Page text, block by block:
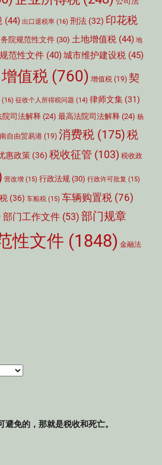
(44) 出口退税率 (16) 刑法 (32) 印花税
务院规范性文件 (30) 土地增值税 (44) 地
范性文件 (40)城市维护建设税 (45)
增值税 (760) 增值税 (19) 契
(16) 征收个人所得税问题 (14) 律师文集 (31)
院司法解释 (24) 最高法院司法解释 (24) 杨
自由贸易港 (19) 消费税 (175)税
惠政策 (36) 税收征管 (103) 税收政
营改增 (15) 行政法规 (30) 行政许可批复 (15)
(36) 车船税 (15) 车辆购置税 (76)
部门工作文件 (53) 部门规章
性文件 (1848) 金融法
免的，那就是税收和死亡。